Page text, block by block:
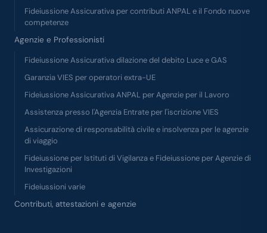
Fideiussione Assicurativa per contributi ANPAL e il Fondo nuove
competenze
Agenzie e Professionisti
Fideiussione Assicurativa dilazione del debito Luce e GAS
Garanzia VIES per operatori extra-UE
Fideiussione Assicurativa ANPAL per Agenzie per il Lavoro
Assistenza presso l'Agenzia Entrate per l'iscrizione VIES
Assicurazione di responsabilità civile e insolvenza per le agenzie
di viaggio
Fideiussione per Istituti di Vigilanza e Fideiussione per Agenzie di
Investigazioni
Fideiussioni varie
Contributi, attestazioni e agenzie